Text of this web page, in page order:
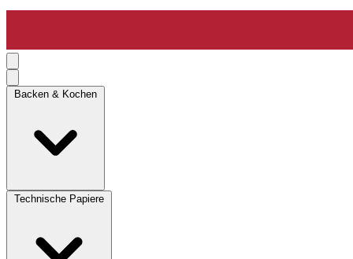
Backen & Kochen
Technische Papiere